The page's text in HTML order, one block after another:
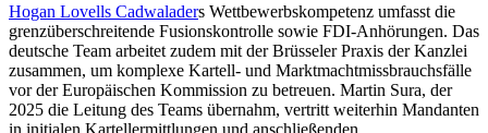
Hogan Lovells Cadwaladers Wettbewerbskompetenz umfasst die
grenzüberschreitende Fusionskontrolle sowie FDI-Anhörungen. Das
deutsche Team arbeitet zudem mit der Brüsseler Praxis der Kanzlei
zusammen, um komplexe Kartell- und Marktmachtmissbrauchsfälle
vor der Europäischen Kommission zu betreuen. Martin Sura, der
2025 die Leitung des Teams übernahm, vertritt weiterhin Mandanten
in initialen Kartellermittlungen und anschließenden